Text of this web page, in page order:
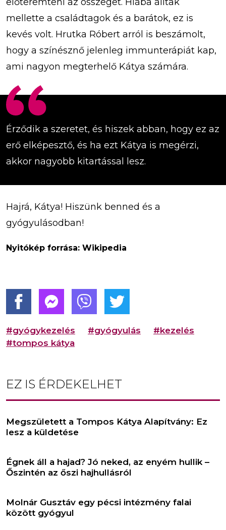
mellette a családtagok és a barátok, ez is
kevés volt. Hrutka Róbert arról is beszámolt,
hogy a színésznő jelenleg immunterápiát kap,
ami nagyon megterhelő Kátya számára.
Érződik a szeretet, és hiszek abban, hogy ez az
erő elképesztő, és ha ezt Kátya is megérzi,
akkor nagyobb kitartással lesz.
Hajrá, Kátya! Hiszünk benned és a
gyógyulásodban!
Nyitókép forrása: Wikipedia
#gyógykezelés #gyógyulás
#kezelés
#tompos kátya
EZ IS ÉRDEKELHET
Megszületett a Tompos Kátya Alapítvány: Ez
lesz a küldetése
Égnek áll a hajad? Jó neked, az enyém hullik –
Őszintén az őszi hajhullásról
Molnár Gusztáv egy pécsi intézmény falai
között gyógyul